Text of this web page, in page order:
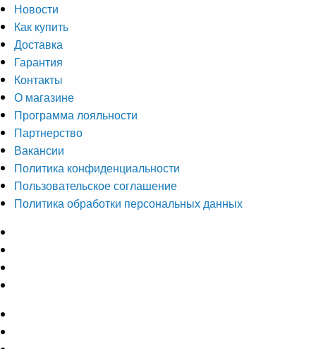
Новости
Как купить
Доставка
Гарантия
Контакты
О магазине
Программа лояльности
Партнерство
Вакансии
Политика конфиденциальности
Пользовательское соглашение
Политика обработки персональных данных